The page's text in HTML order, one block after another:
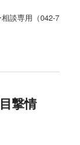
談専用（042-7
撃情